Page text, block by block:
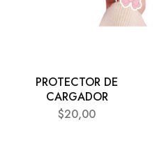
PROTECTOR DE
CARGADOR
$20,00